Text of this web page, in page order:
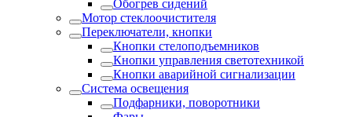
Обогрев сидений
Мотор стеклоочистителя
Переключатели, кнопки
Кнопки стелоподъемников
Кнопки управления светотехникой
Кнопки аварийной сигнализации
Система освещения
Подфарники, поворотники